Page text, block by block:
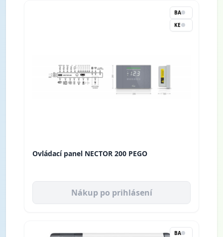
BA
KE
Ovládací panel NECTOR 200 PEGO
Nákup po prihlásení
BA